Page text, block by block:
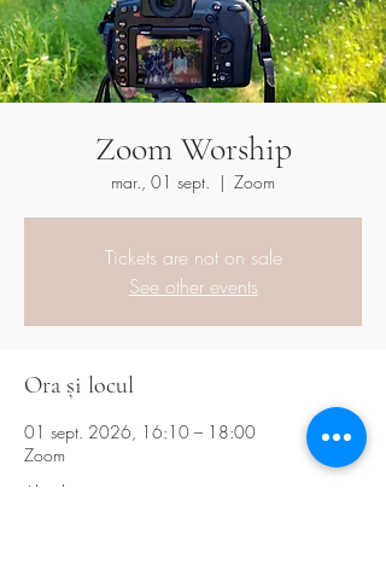
Zoom Worship
mar., 01 sept.
  |
Zoom
Tickets are not on sale
See other events
Ora și locul
01 sept. 2026, 16:10 – 18:00
Zoom
Alte date